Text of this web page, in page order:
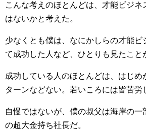
こんな考えのほとんどは、才能ビジネ
はないかと考えた。
少なくとも僕は、なにかしらの才能ビ
て成功した人など、ひとりも見たこと
成功している人のほとんどは、はじめ
ターンなどない。若いころには皆苦労
自慢ではないが、僕の叔父は海岸の一
の超大金持ち社長だ。